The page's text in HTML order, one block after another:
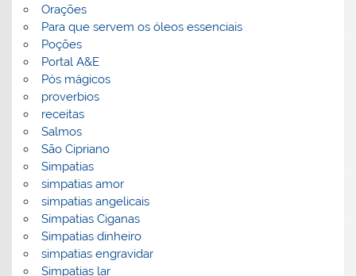
Orações
Para que servem os óleos essenciais
Poções
Portal A&E
Pós mágicos
proverbios
receitas
Salmos
São Cipriano
Simpatias
simpatias amor
simpatias angelicais
Simpatias Ciganas
Simpatias dinheiro
simpatias engravidar
Simpatias lar